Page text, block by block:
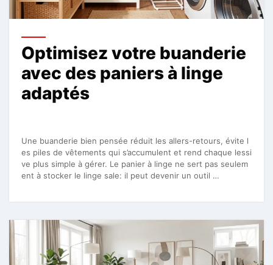
Optimisez votre buanderie
avec des paniers à linge
adaptés
Une buanderie bien pensée réduit les allers-retours, évite l
es piles de vêtements qui s’accumulent et rend chaque lessi
ve plus simple à gérer. Le panier à linge ne sert pas seulem
ent à stocker le linge sale: il peut devenir un outil …